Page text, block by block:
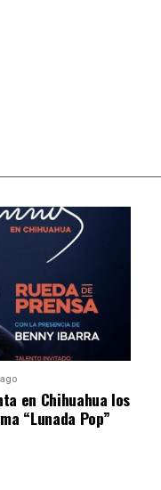
en Chihuahua los
“Lunada Pop”